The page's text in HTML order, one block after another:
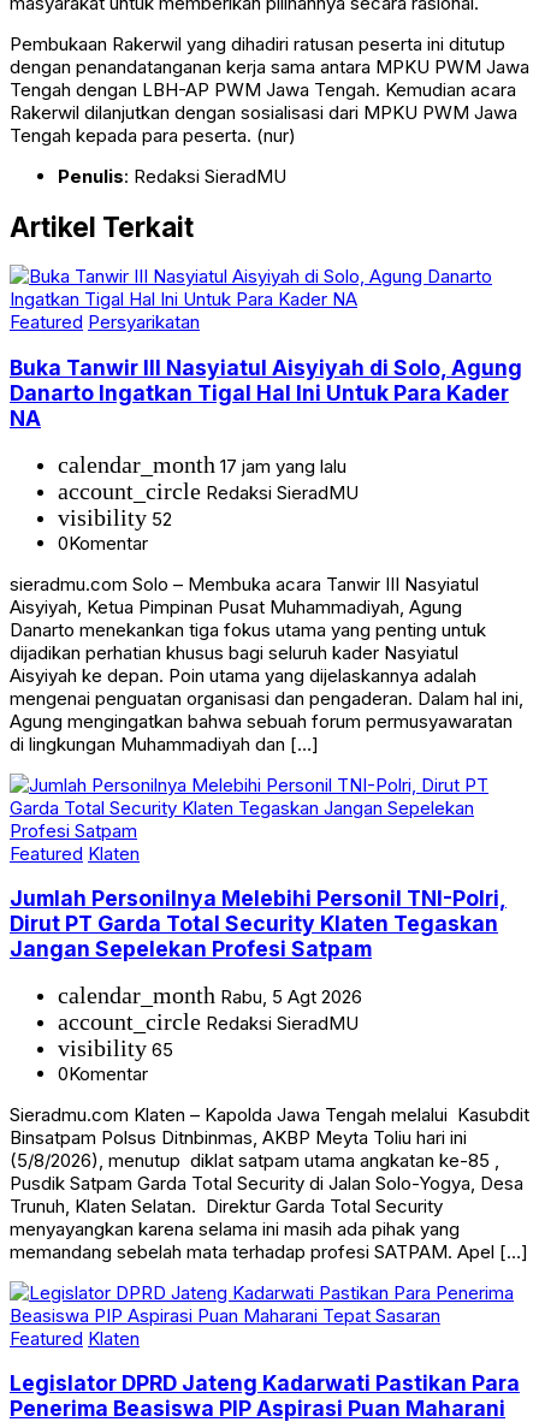
Pembukaan Rakerwil yang dihadiri ratusan peserta ini ditutup
dengan penandatanganan kerja sama antara MPKU PWM Jawa
Tengah dengan LBH-AP PWM Jawa Tengah. Kemudian acara
Rakerwil dilanjutkan dengan sosialisasi dari MPKU PWM Jawa
Tengah kepada para peserta. (nur)
Penulis: Redaksi SieradMU
Artikel Terkait
Featured Persyarikatan
Buka Tanwir III Nasyiatul Aisyiyah di Solo, Agung
Danarto Ingatkan Tigal Hal Ini Untuk Para Kader
NA
calendar_month 17 jam yang lalu
account_circle Redaksi SieradMU
visibility 52
0Komentar
sieradmu.com Solo – Membuka acara Tanwir III Nasyiatul
Aisyiyah, Ketua Pimpinan Pusat Muhammadiyah, Agung
Danarto menekankan tiga fokus utama yang penting untuk
dijadikan perhatian khusus bagi seluruh kader Nasyiatul
Aisyiyah ke depan. Poin utama yang dijelaskannya adalah
mengenai penguatan organisasi dan pengaderan. Dalam hal ini,
Agung mengingatkan bahwa sebuah forum permusyawaratan
di lingkungan Muhammadiyah dan […]
Featured Klaten
Jumlah Personilnya Melebihi Personil TNI-Polri,
Dirut PT Garda Total Security Klaten Tegaskan
Jangan Sepelekan Profesi Satpam
calendar_month Rabu, 5 Agt 2026
account_circle Redaksi SieradMU
visibility 65
0Komentar
Sieradmu.com Klaten – Kapolda Jawa Tengah melalui Kasubdit
Binsatpam Polsus Ditnbinmas, AKBP Meyta Toliu hari ini
(5/8/2026), menutup diklat satpam utama angkatan ke-85 ,
Pusdik Satpam Garda Total Security di Jalan Solo-Yogya, Desa
Trunuh, Klaten Selatan. Direktur Garda Total Security
menyayangkan karena selama ini masih ada pihak yang
memandang sebelah mata terhadap profesi SATPAM. Apel […]
Featured Klaten
Legislator DPRD Jateng Kadarwati Pastikan Para
Penerima Beasiswa PIP Aspirasi Puan Maharani